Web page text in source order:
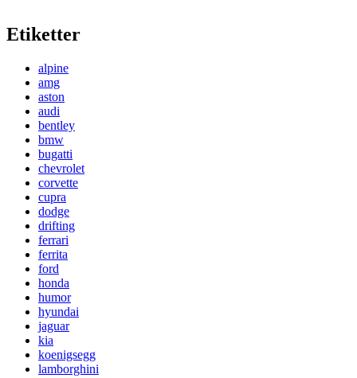
Etiketter
alpine
amg
aston
audi
bentley
bmw
bugatti
chevrolet
corvette
cupra
dodge
drifting
ferrari
ferrita
ford
honda
humor
hyundai
jaguar
kia
koenigsegg
lamborghini